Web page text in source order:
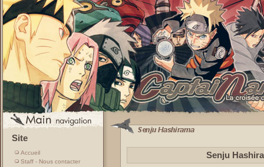
Site
Accueil
Staff - Nous contacter
Senju